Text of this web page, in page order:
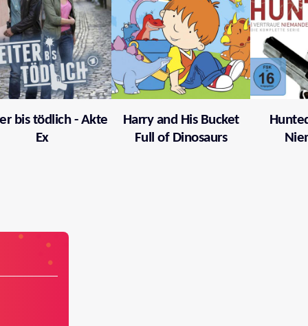
bis tödlich - Akte
Ex
Harry and His Bucket
Full of Dinosaurs